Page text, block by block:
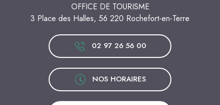
OFFICE DE TOURISME
3 Place des Halles, 56 220 Rochefort-en-Terre
02 97 26 56 00
NOS HORAIRES